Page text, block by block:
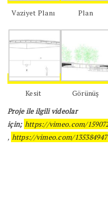
Vaziyet Planı Plan
Kesit Görünüş
Proje ile ilgili videolar
için; https://vimeo.com/
, https://vimeo.com/135384947